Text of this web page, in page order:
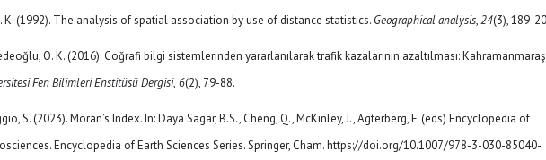
K. (1992). The analysis of spatial association by use of distance statistics. Geographical analysis,24(3), 189-
O. K. (2016). Coğrafi bilgi sistemlerinden yararlanılarak trafik kazalarının azaltılması:
Fen Bilimleri Enstitüsü Dergisi, 6(2), 79-88.
S. (2023). Moran’s Index. In: Daya Sagar, B.S., Cheng, Q., McKinley, J., Agterberg, F. (eds) Encyclopedia of
Encyclopedia of Earth Sciences Series. Springer, Cham. https://doi.org/10.1007/978-3-030-85040-